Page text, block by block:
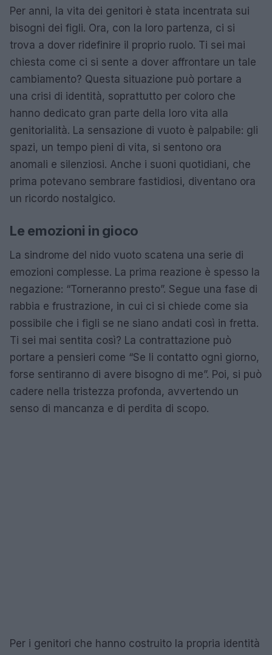
Per anni, la vita dei genitori è stata incentrata sui
bisogni dei figli. Ora, con la loro partenza, ci si
trova a dover ridefinire il proprio ruolo. Ti sei mai
chiesta come ci si sente a dover affrontare un tale
cambiamento? Questa situazione può portare a
una crisi di identità, soprattutto per coloro che
hanno dedicato gran parte della loro vita alla
genitorialità. La sensazione di vuoto è palpabile: gli
spazi, un tempo pieni di vita, si sentono ora
anomali e silenziosi. Anche i suoni quotidiani, che
prima potevano sembrare fastidiosi, diventano ora
un ricordo nostalgico.
Le emozioni in gioco
La sindrome del nido vuoto scatena una serie di
emozioni complesse. La prima reazione è spesso la
negazione: “Torneranno presto”. Segue una fase di
rabbia e frustrazione, in cui ci si chiede come sia
possibile che i figli se ne siano andati così in fretta.
Ti sei mai sentita così? La contrattazione può
portare a pensieri come “Se li contatto ogni giorno,
forse sentiranno di avere bisogno di me”. Poi, si può
cadere nella tristezza profonda, avvertendo un
senso di mancanza e di perdita di scopo.
Per i genitori che hanno costruito la propria identità